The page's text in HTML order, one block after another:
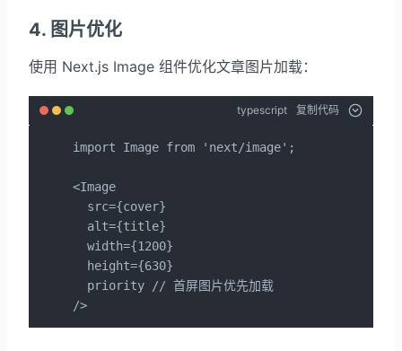
4. 图片优化
使用 Next.js Image 组件优化文章图片加载：
typescript 复制代码
import Image from 'next/image';
<Image
  src={cover}
  alt={title}
  width={1200}
  height={630}
  priority // 首屏图片优先加载
/>